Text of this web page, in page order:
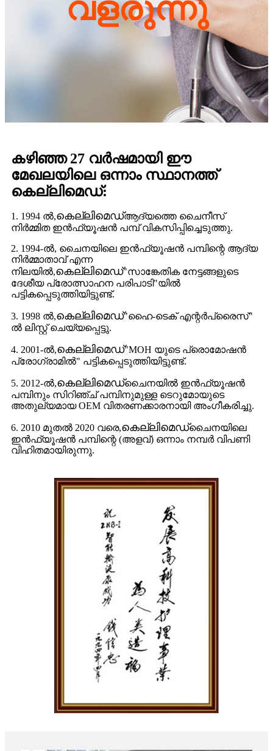
വളരുന്നു
കഴിഞ്ഞ 27 വർഷമായി ഈ
മേഖലയിലെ ഒന്നാം സ്ഥാനത്ത്
കെല്ലിമെഡ്:
1. 1994 ൽ,കെല്ലിമെഡ്ആദ്യത്തെ ചൈനീസ്
നിർമ്മിത ഇൻഫ്യൂഷൻ പമ്പ് വികസിപ്പിച്ചെടുത്തു.
2. 1994-ൽ, ചൈനയിലെ ഇൻഫ്യൂഷൻ പമ്പിന്റെ ആദ്യ
നിർമ്മാതാവ് എന്ന
നിലയിൽ,കെല്ലിമെഡ്"സാങ്കേതിക നേട്ടങ്ങളുടെ
ദേശീയ പ്രോത്സാഹന പരിപാടി"യിൽ
പട്ടികപ്പെടുത്തിയിട്ടുണ്ട്.
3. 1998 ൽ,കെല്ലിമെഡ്"ഹൈ-ടെക് എന്റർപ്രൈസ്"
ൽ ലിസ്റ്റ് ചെയ്യപ്പെട്ടു.
4. 2001-ൽ,കെല്ലിമെഡ്"MOH യുടെ പ്രൊമോഷൻ
പ്രോഗ്രാമിൽ" പട്ടികപ്പെടുത്തിയിട്ടുണ്ട്.
5. 2012-ൽ,കെല്ലിമെഡ്ചൈനയിൽ ഇൻഫ്യൂഷൻ
പമ്പിനും സിറിഞ്ച് പമ്പിനുമുള്ള ടെറുമോയുടെ
അതുല്യമായ OEM വിതരണക്കാരനായി അംഗീകരിച്ചു.
6. 2010 മുതൽ 2020 വരെ,കെല്ലിമെഡ്ചൈനയിലെ
ഇൻഫ്യൂഷൻ പമ്പിന്റെ (അളവ്) ഒന്നാം നമ്പർ വിപണി
വിഹിതമായിരുന്നു.